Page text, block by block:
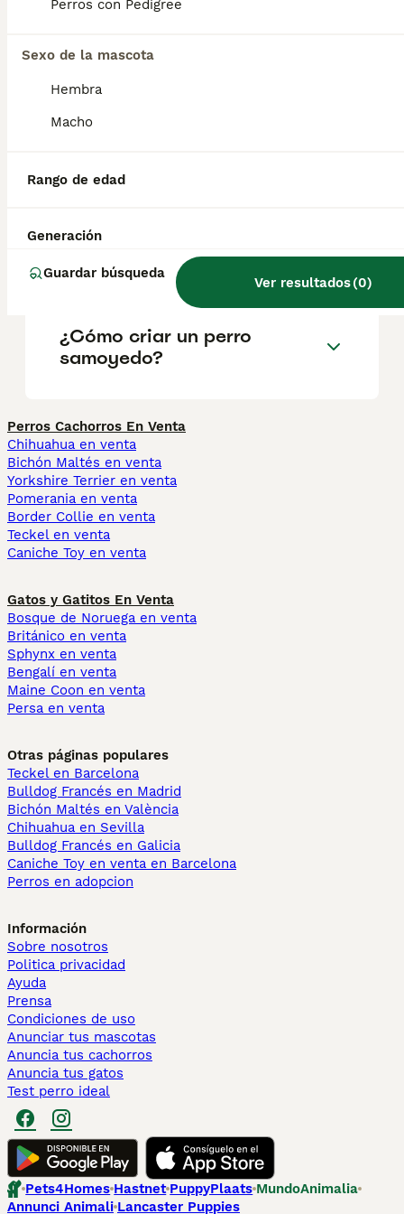
Perros con Pedigree
Sexo de la mascota
Hembra
Macho
Rango de edad
Generación
Guardar búsqueda
Ver resultados(0)
¿Es el samoyedo inteligente?
samoyedo?
¿Qué tamaño tiene un
samoyedo Toy?
¿Cómo criar un perro
samoyedo?
Perros Cachorros En Venta
Chihuahua en venta
Bichón Maltés en venta
Yorkshire Terrier en venta
Pomerania en venta
Border Collie en venta
Teckel en venta
Caniche Toy en venta
Gatos y Gatitos En Venta
Bosque de Noruega en venta
Británico en venta
Sphynx en venta
Bengalí en venta
Maine Coon en venta
Persa en venta
Otras páginas populares
Teckel en Barcelona
Bulldog Francés en Madrid
Bichón Maltés en València
Chihuahua en Sevilla
Bulldog Francés en Galicia
Caniche Toy en venta en Barcelona
Perros en adopcion
Información
Sobre nosotros
Politica privacidad
Ayuda
Prensa
Condiciones de uso
Anunciar tus mascotas
Anuncia tus cachorros
Anuncia tus gatos
Test perro ideal
Pets4Homes Hastnet PuppyPlaats MundoAnimalia
Annunci Animali Lancaster Puppies